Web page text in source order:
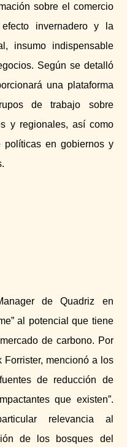
sobre el comercio
invernadero y la
insumo indispensable
Según se detalló
una plataforma
de trabajo sobre
y regionales, así como
políticas en gobiernos y
de Quadriz en
al potencial que tiene
de carbono. Por
mencionó a los
de reducción de
que existen”.
relevancia al
de los bosques del